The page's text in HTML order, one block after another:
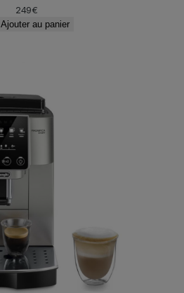
249€
Ajouter au panier